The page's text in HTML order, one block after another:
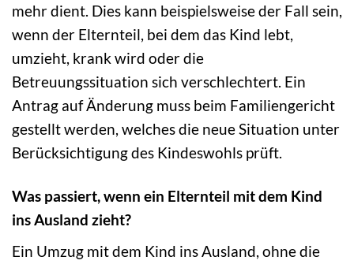
mehr dient. Dies kann beispielsweise der Fall sein,
wenn der Elternteil, bei dem das Kind lebt,
umzieht, krank wird oder die
Betreuungssituation sich verschlechtert. Ein
Antrag auf Änderung muss beim Familiengericht
gestellt werden, welches die neue Situation unter
Berücksichtigung des Kindeswohls prüft.
Was passiert, wenn ein Elternteil mit dem Kind
ins Ausland zieht?
Ein Umzug mit dem Kind ins Ausland, ohne die